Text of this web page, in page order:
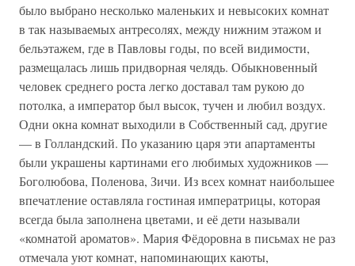
было выбрано несколько маленьких и невысоких комнат
в так называемых антресолях, между нижним этажом и
бельэтажем, где в Павловы годы, по всей видимости,
размещалась лишь придворная челядь. Обыкновенный
человек среднего роста легко доставал там рукою до
потолка, а император был высок, тучен и любил воздух.
Одни окна комнат выходили в Собственный сад, другие
— в Голландский. По указанию царя эти апартаменты
были украшены картинами его любимых художников —
Боголюбова, Поленова, Зичи. Из всех комнат наибольшее
впечатление оставляла гостиная императрицы, которая
всегда была заполнена цветами, и её дети называли
«комнатой ароматов». Мария Фёдоровна в письмах не раз
отмечала уют комнат, напоминающих каюты,